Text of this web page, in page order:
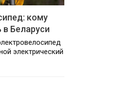
кому
Беларуси
электрический